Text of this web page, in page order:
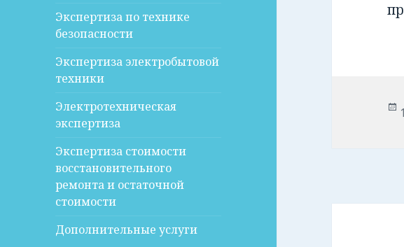
Экспертиза по технике
безопасности
Экспертиза электробытовой
техники
Электротехническая
экспертиза
Экспертиза стоимости
восстановительного
ремонта и остаточной
стоимости
Дополнительные услуги